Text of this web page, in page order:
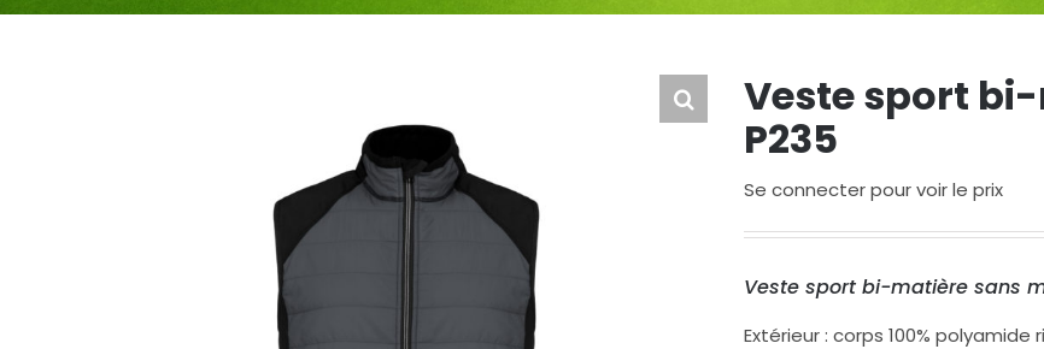
Veste sport
P235
Se connecter pour voir le prix
Veste sport bi-matière sans
Extérieur : corps 100%